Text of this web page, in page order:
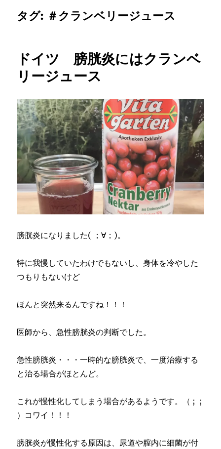
タグ: ＃クランベリージュース
ドイツ 膀胱炎にはクランベ
リージュース
膀胱炎になりました( ；∀；)。
特に我慢していたわけでもないし、身体を冷やした
つもりもないけど
ほんと突然来るんですね！！！
医師から、急性膀胱炎の判断でした。
急性膀胱炎・・・一時的な膀胱炎で、一度治療する
と治る場合がほとんど。
これが慢性化してしまう場合があるようです。（ ; ;
）コワイ！！！
膀胱炎が慢性化する原因は、尿道や膣内に細菌が付